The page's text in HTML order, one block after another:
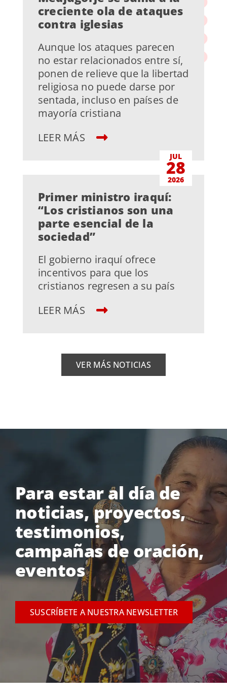
creciente ola de ataques
contra iglesias
Aunque los ataques parecen
no estar relacionados entre sí,
ponen de relieve que la libertad
religiosa no puede darse por
sentada, incluso en países de
mayoría cristiana
LEER MÁS
JUL
28
2026
Primer ministro iraquí:
“Los cristianos son una
parte esencial de la
sociedad”
El gobierno iraquí ofrece
incentivos para que los
cristianos regresen a su país
LEER MÁS
VER MÁS NOTICIAS
Para estar al día de
noticias, proyectos,
testimonios,
campañas de oración,
eventos
SUSCRÍBETE A NUESTRA NEWSLETTER